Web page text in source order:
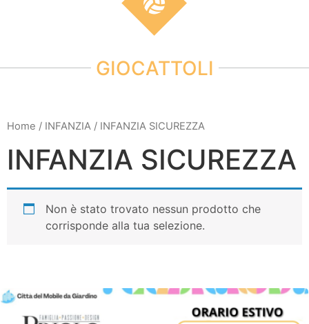
GIOCATTOLI
Home / INFANZIA / INFANZIA SICUREZZA
INFANZIA SICUREZZA
Non è stato trovato nessun prodotto che
corrisponde alla tua selezione.